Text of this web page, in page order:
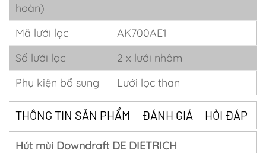
hoàn)
Mã lưới lọc
AK700AE1
Số lưới lọc
2 x lưới nhôm
Phụ kiện bổ sung
Lưới lọc than
THÔNG TIN SẢN PHẨM ĐÁNH GIÁ HỎI ĐÁP
Hút mùi Downdraft DE DIETRICH